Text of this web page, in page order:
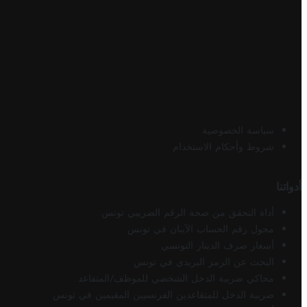
سياسة الخصوصية
شروط وأحكام الاستخدام
أدواتنا
أداة التحقق من صحة الرقم الضريبي تونس
محول رقم الحساب الآيبان في تونس
أسعار صرف الدينار التونسي
البحث عن الرمز البريدي في تونس
محاكي ضريبة الدخل الشخصي للموظف/المتقاعد
ضريبة الدخل للمتقاعدين الفرنسيين المقيمين في تونس